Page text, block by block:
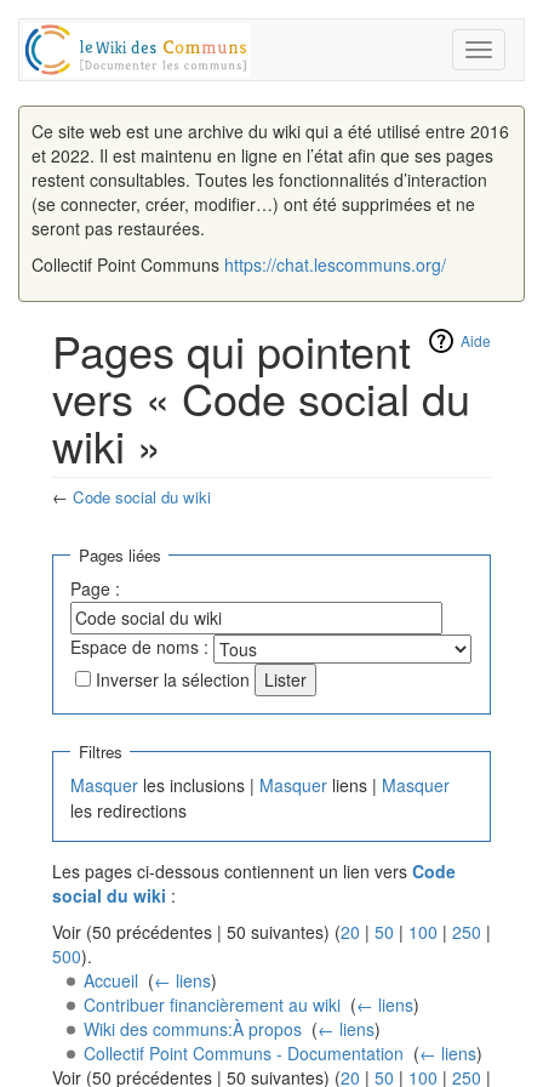
Toggle
Ce site web est une archive du wiki qui a été utilisé entre 2016
et 2022. Il est maintenu en ligne en l’état afin que ses pages
restent consultables. Toutes les fonctionnalités d’interaction
(se connecter, créer, modifier…) ont été supprimées et ne
seront pas restaurées.
Collectif Point Communs https://chat.lescommuns.org/
Aide
Pages qui pointent
vers « Code social du
wiki »
← Code social du wiki
Pages liées
Page :
Espace de noms :
Inverser la sélection
Filtres
Masquer les inclusions | Masquer liens | Masquer
les redirections
Les pages ci-dessous contiennent un lien vers Code
social du wiki :
Voir (50 précédentes | 50 suivantes) (20 | 50 | 100 | 250 |
500).
Accueil (← liens)
Contribuer financièrement au wiki‎ (← liens)
Wiki des communs:À propos‎ (← liens)
Collectif Point Communs - Documentation (← liens)
Voir (50 précédentes | 50 suivantes) (20 | 50 | 100 | 250 |